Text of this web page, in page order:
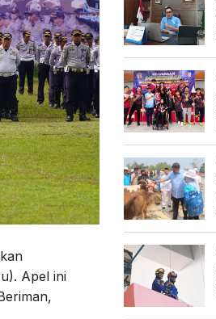
Apel ini